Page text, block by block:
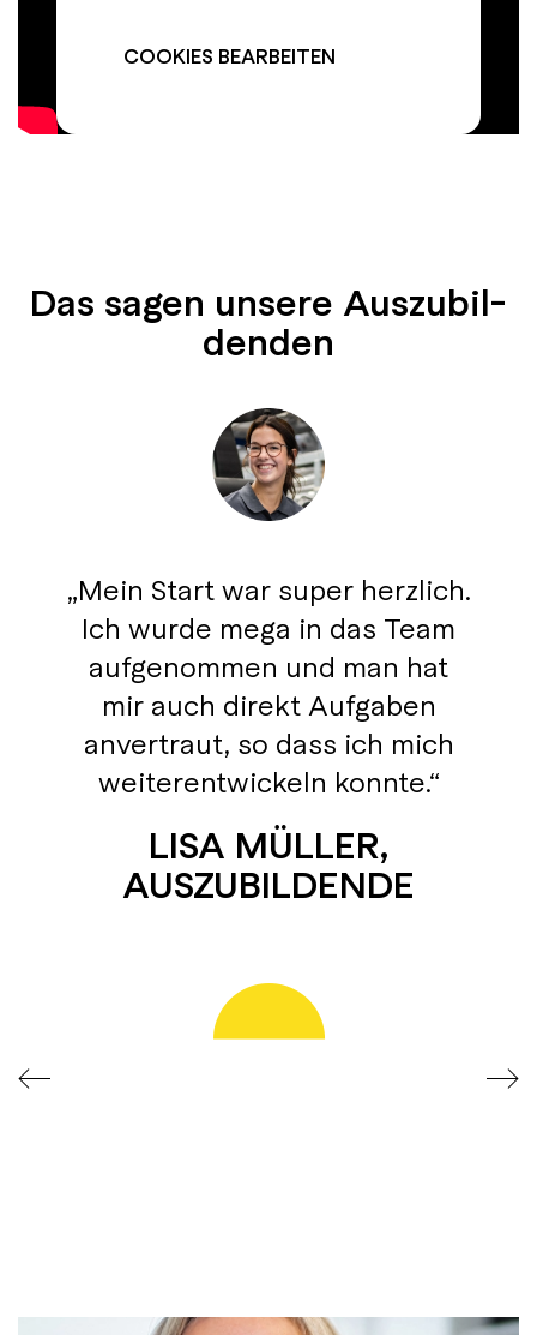
COOKIES BEARBEITEN
Das sa­gen un­sere Aus­zu­bil­
den­den
Mein Start war super herzlich.
Ich wurde mega in das Team
aufgenommen und man hat
mir auch direkt Aufgaben
anvertraut, so dass ich mich
weiterentwickeln konnte.
LISA MÜLLER,
AUSZUBILDENDE